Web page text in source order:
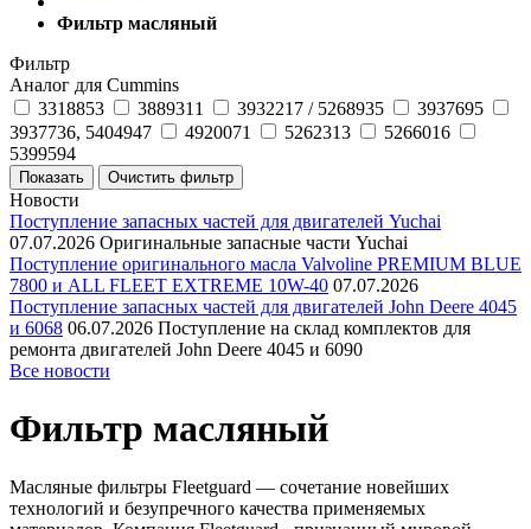
Фильтр масляный
Фильтр
Аналог для Cummins
3318853
3889311 3932217 / 5268935
3937695
3937736, 5404947
4920071 5262313
5266016
5399594
Новости
Поступление запасных частей для двигателей Yuchai
07.07.2026 Оригинальные запасные части Yuchai
Поступление оригинального масла Valvoline PREMIUM BLUE
7800 и ALL FLEET EXTREME 10W-40 07.07.2026
Поступление запасных частей для двигателей John Deere 4045
и 6068 06.07.2026 Поступление на склад комплектов для
ремонта двигателей John Deere 4045 и 6090
Все новости
Фильтр масляный
Масляные фильтры Fleetguard — сочетание новейших
технологий и безупречного качества применяемых